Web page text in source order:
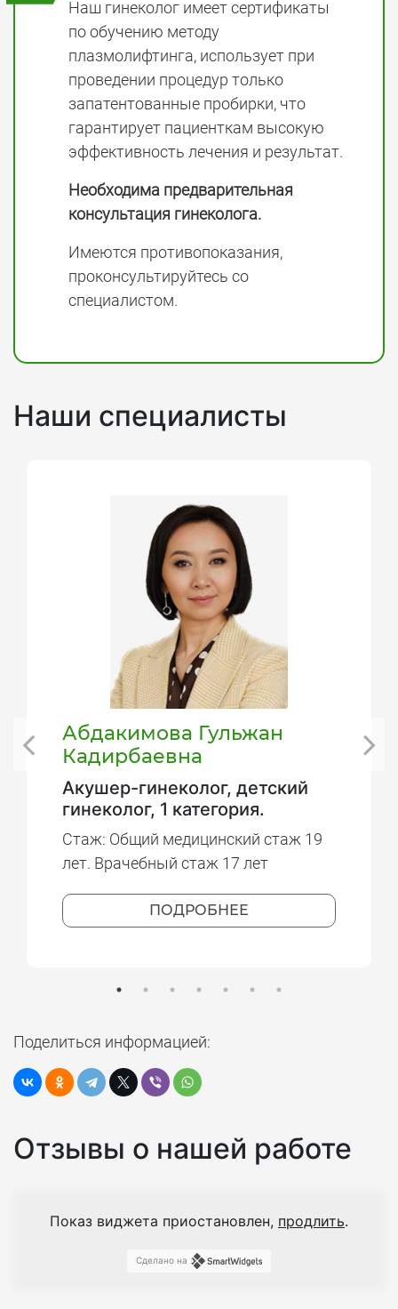
Наш гинеколог имеет сертификаты
по обучению методу
плазмолифтинга, использует при
проведении процедур только
запатентованные пробирки, что
гарантирует пациенткам высокую
эффективность лечения и результат.
Необходима предварительная
консультация гинеколога.
Имеются противопоказания,
проконсультируйтесь со
специалистом.
Наши специалисты
Абдакимова Гульжан
Кадирбаевна
Акушер-гинеколог, детский
гинеколог, 1 категория.
Стаж: Общий медицинский стаж 19
лет. Врачебный стаж 17 лет
ПОДРОБНЕЕ
Поделиться информацией:
Отзывы о нашей работе
Показ виджета приостановлен, продлить.
Сделано на